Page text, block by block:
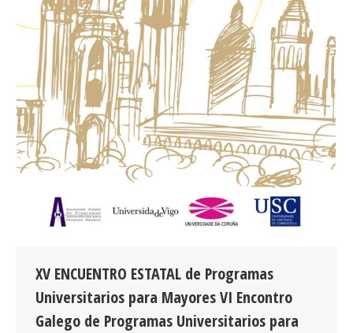
XV ENCUENTRO ESTATAL de Programas
Universitarios para Mayores VI Encontro
Galego de Programas Universitarios para